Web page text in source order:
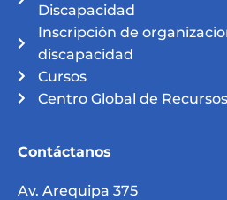
Discapacidad
Inscripción de
discapacidad
Cursos
Centro Global de
Contáctanos
Av. Arequipa 375